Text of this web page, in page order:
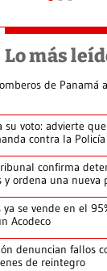
Lo más
de Panamá
su voto: advierte
contra la
confirma
y ordena una nueva
se vende en el
Acodeco
denuncian fallos
de reintegro